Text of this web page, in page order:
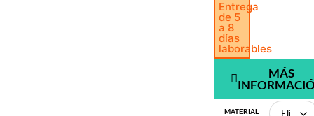
Entrega
de 5
a 8
días
laborables
MÁS
MATERIAL